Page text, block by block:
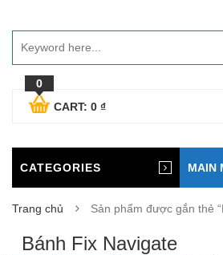
0
CART: 0 ₫
CATEGORIES MAIN
Trang chủ Sản phẩm được gắn thẻ
Bánh Fix Navigate